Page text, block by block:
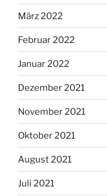
März 2022
Februar 2022
Januar 2022
Dezember 2021
November 2021
Oktober 2021
August 2021
Juli 2021